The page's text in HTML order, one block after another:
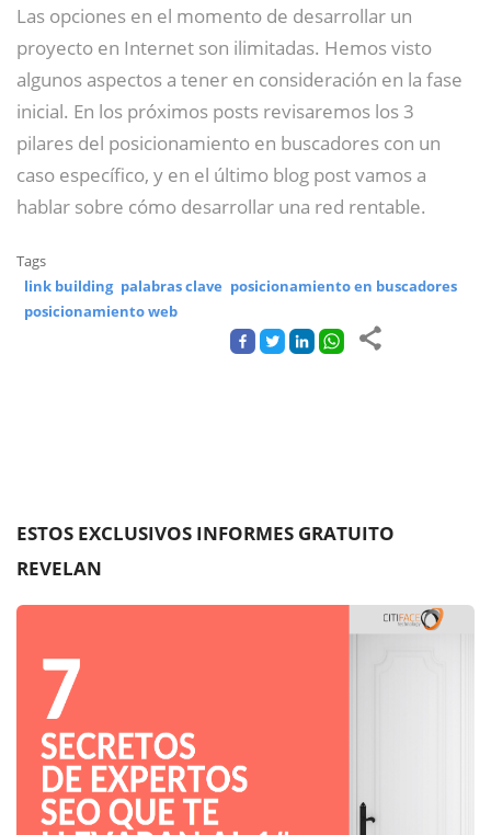
Las opciones en el momento de desarrollar un
proyecto en Internet son ilimitadas. Hemos visto
algunos aspectos a tener en consideración en la fase
inicial. En los próximos posts revisaremos los 3
pilares del posicionamiento en buscadores con un
caso específico, y en el último blog post vamos a
hablar sobre cómo desarrollar una red rentable.
Tags
link building palabras clave posicionamiento en buscadores
posicionamiento web
ESTOS EXCLUSIVOS INFORMES GRATUITO
REVELAN